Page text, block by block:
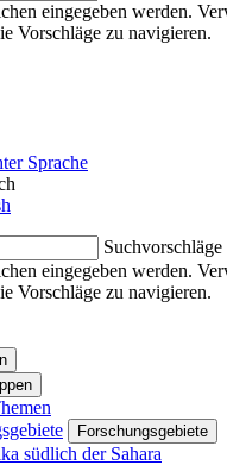
eingegeben werden.
Vorschläge zu navigieren.
Sprache
Suchvorschläge
eingegeben werden.
Vorschläge zu navigieren.
Forschungsgebiete
südlich der Sahara